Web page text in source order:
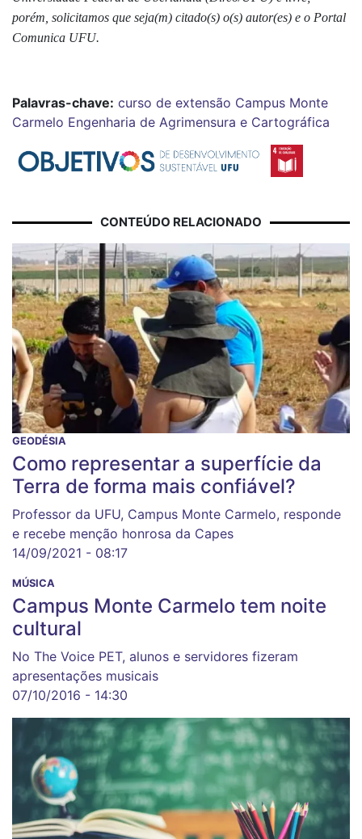
porém, solicitamos que seja(m) citado(s) o(s) autor(es) e o Portal
Comunica UFU.
Palavras-chave: curso de extensão Campus Monte
Carmelo Engenharia de Agrimensura e Cartográfica
CONTEÚDO RELACIONADO
GEODÉSIA
Como representar a superfície da
Terra de forma mais confiável?
Professor da UFU, Campus Monte Carmelo, responde
e recebe menção honrosa da Capes
14/09/2021 - 08:17
MÚSICA
Campus Monte Carmelo tem noite
cultural
No The Voice PET, alunos e servidores fizeram
apresentações musicais
07/10/2016 - 14:30